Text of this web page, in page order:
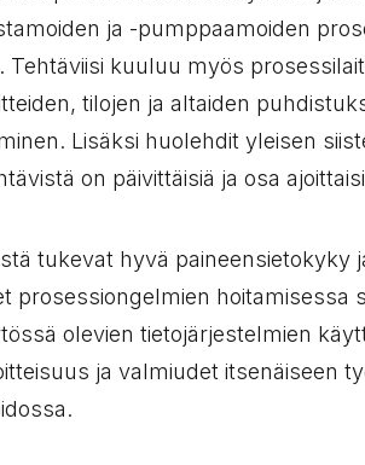
ja -pumppaamoiden
Tehtäviisi kuuluu myös
tilojen ja altaiden
Lisäksi huolehdit yleisen
on päivittäisiä ja osa
tukevat hyvä paineensietokyky
prosessiongelmien hoitamisessa
olevien tietojärjestelmien
ja valmiudet itsenäiseen